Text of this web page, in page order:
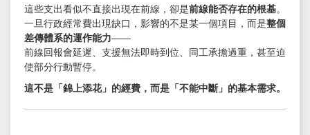
這些支出看似不直接出現在前線，卻是前線能否存在的根基。
一旦行政經常費出現缺口，影響的不是某一個項目，而是整個
差傳體系的運作能力——
前線回報會延遲、支援無法即時到位、同工承擔過重，甚至迫
使部分行動暫停。
這不是「錦上添花」的經費，而是「不能中斷」的基本需求。